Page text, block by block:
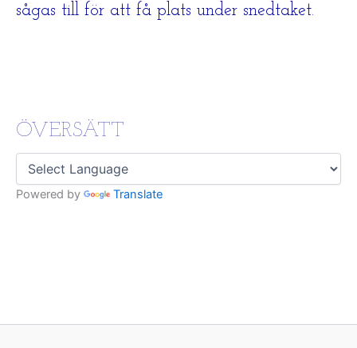
sågas till för att få plats under snedtaket.
ÖVERSÄTT
Powered by Translate